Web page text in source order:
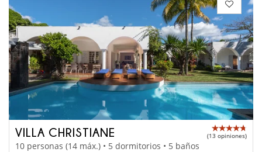
VILLA CHRISTIANE (13 opiniones)
10 personas (14 máx.) • 5 dormitorios • 5 baños